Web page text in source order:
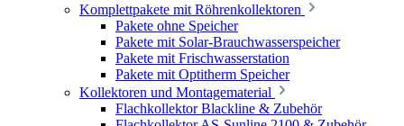
Komplettpakete mit Röhrenkollektoren
Pakete ohne Speicher
Pakete mit Solar-Brauchwasserspeicher
Pakete mit Frischwasserstation
Pakete mit Optitherm Speicher
Kollektoren und Montagematerial
Flachkollektor Blackline & Zubehör